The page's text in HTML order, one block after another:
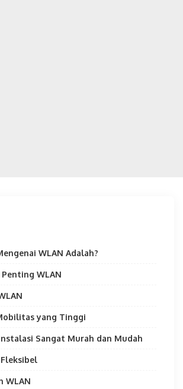
WLAN Adalah?
WLAN
yang Tinggi
Sangat Murah dan Mudah
WLAN